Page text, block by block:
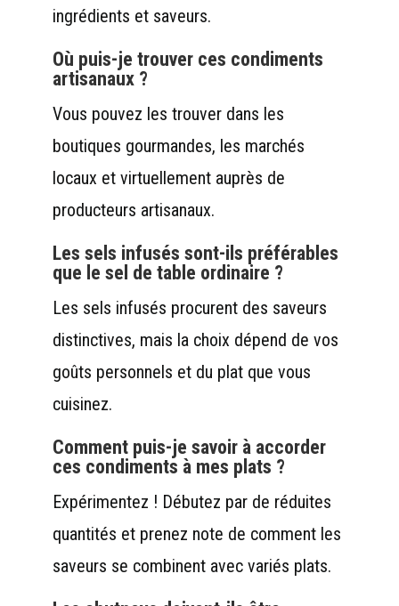
ingrédients et saveurs.
Où puis-je trouver ces condiments
artisanaux ?
Vous pouvez les trouver dans les
boutiques gourmandes, les marchés
locaux et virtuellement auprès de
producteurs artisanaux.
Les sels infusés sont-ils préférables
que le sel de table ordinaire ?
Les sels infusés procurent des saveurs
distinctives, mais la choix dépend de vos
goûts personnels et du plat que vous
cuisinez.
Comment puis-je savoir à accorder
ces condiments à mes plats ?
Expérimentez ! Débutez par de réduites
quantités et prenez note de comment les
saveurs se combinent avec variés plats.